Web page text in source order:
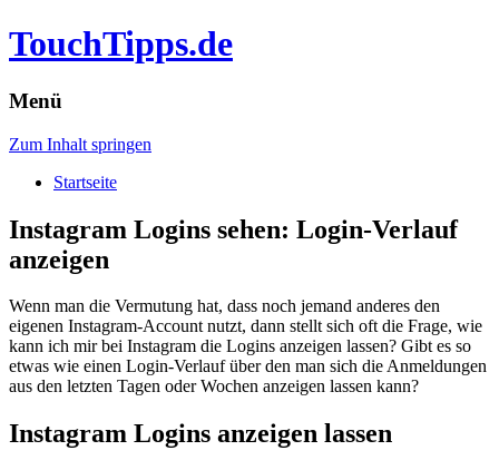
TouchTipps.de
Menü
Zum Inhalt springen
Startseite
Instagram Logins sehen: Login-Verlauf
anzeigen
Wenn man die Vermutung hat, dass noch jemand anderes den
eigenen Instagram-Account nutzt, dann stellt sich oft die Frage, wie
kann ich mir bei Instagram die Logins anzeigen lassen? Gibt es so
etwas wie einen Login-Verlauf über den man sich die Anmeldungen
aus den letzten Tagen oder Wochen anzeigen lassen kann?
Instagram Logins anzeigen lassen